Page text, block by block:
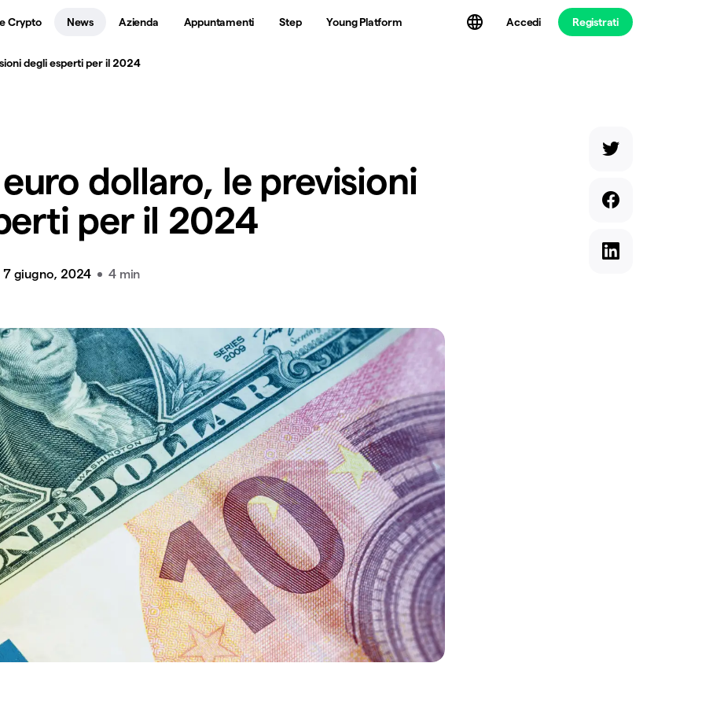
Appuntamenti
Azienda
News Step
Crypto Young Platform Accedi Registrati
degli esperti per il 2024
dollaro, le previsioni
per il 2024
7 giugno, 2024 4 min